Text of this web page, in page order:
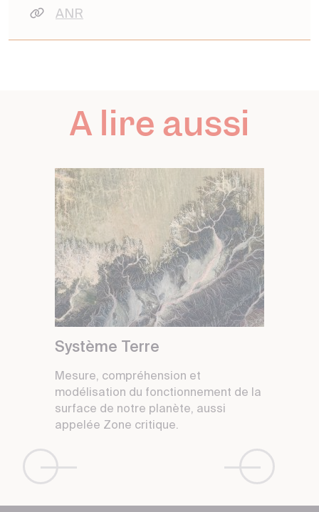
ANR
A lire aussi
Système Terre
Mesure, compréhension et
modélisation du fonctionnement de la
surface de notre planète, aussi
appelée Zone critique.